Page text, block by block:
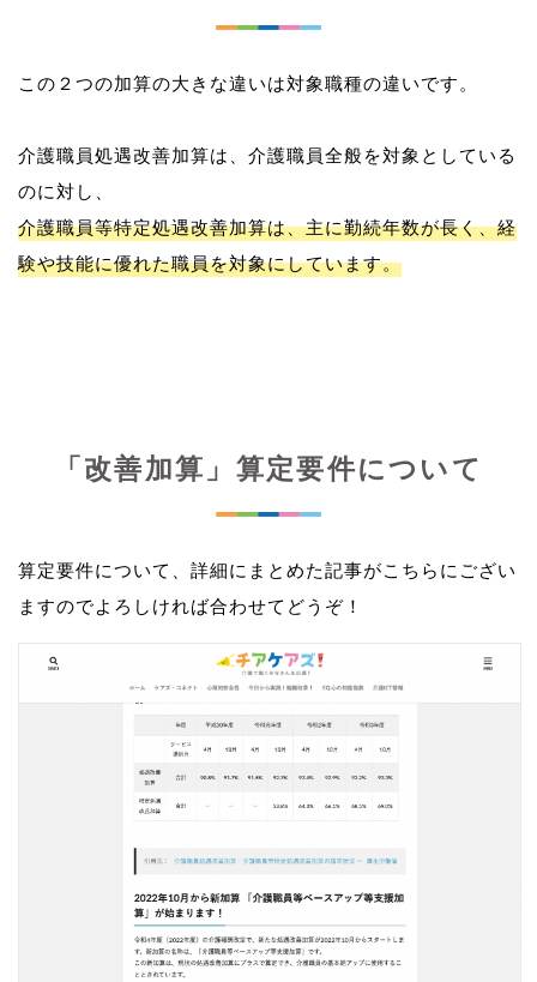
この２つの加算の大きな違いは対象職種の違いです。
介護職員処遇改善加算は、介護職員全般を対象としている
介護職員等特定処遇改善加算は、主に勤続年数が長く、経
験や技能に優れた職員を対象にしています。
「改善加算」算定要件について
算定要件について、詳細にまとめた記事がこちらにござい
ますのでよろしければ合わせてどうぞ！